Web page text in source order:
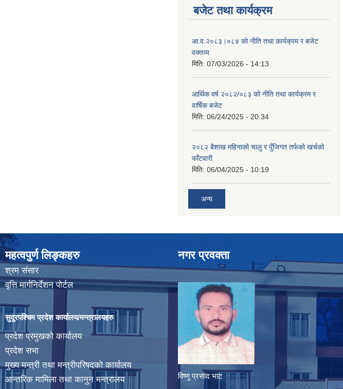
बजेट तथा कार्यक्रम
आ.व.२०८३।०८४ को नीति तथा कार्यक्रम र बजेट
वक्तव्य
मिति: 07/03/2026 - 14:13
आर्थिक वर्ष २०८२/०८३ को नीति तथा कार्यक्रम र
वार्षिक बजेट
मिति: 06/24/2025 - 20:34
२०८२ बैशाख महिनाको चालु र पुँजिगत तर्फको खर्चको
फाँटवारी
मिति: 06/04/2025 - 10:19
अन्य
महत्वपुर्ण लिङ्कहरु
श्रम संसार
वृत्ति मार्गनिर्देशन पोर्टल
सुदूरपश्चिम प्रदेश कार्यालय/मन्त्रालयहरु
प्रदेश प्रमुखको कार्यालय
प्रदेश सभा
मुख्य मन्त्री तथा मन्त्रीपरिषदको कार्यालय
आन्तरिक मामिला तथा कानुन मन्त्रालय
नगर प्रवक्ता
विष्णु प्रसाद भाट